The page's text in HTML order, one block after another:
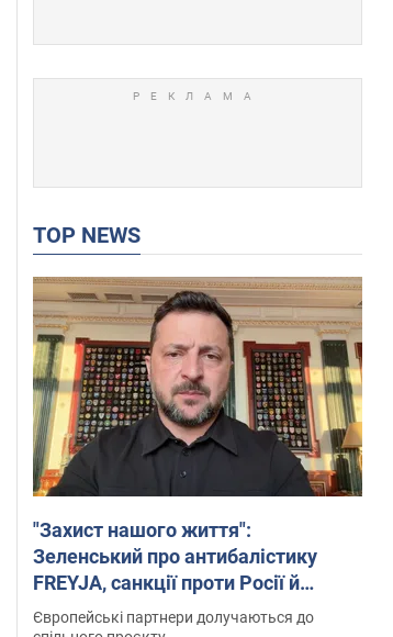
TOP NEWS
"Захист нашого життя":
Зеленський про антибалістику
FREYJA, санкції проти Росії й
підтримку аграріїв. Відео
Європейські партнери долучаються до